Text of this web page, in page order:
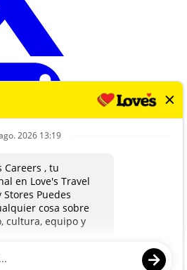
sobre Discriminación Laboral